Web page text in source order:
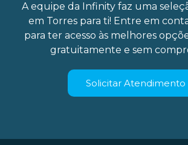
A equipe da Infinity faz uma
em Torres para ti! Entre em
para ter acesso às melhores
gratuitamente e sem
Solicitar Atendimento